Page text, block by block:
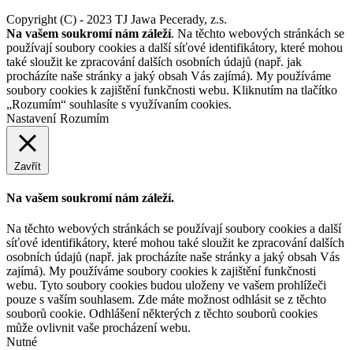
Copyright (C) - 2023 TJ Jawa Pecerady, z.s.
Na vašem soukromí nám záleží. Na těchto webových stránkách se
používají soubory cookies a další síťové identifikátory, které mohou
také sloužit ke zpracování dalších osobních údajů (např. jak
procházíte naše stránky a jaký obsah Vás zajímá). My používáme
soubory cookies k zajištění funkčnosti webu. Kliknutím na tlačítko
„Rozumím“ souhlasíte s využívaním cookies.
Nastavení Rozumím
Zavřít
Na vašem soukromí nám záleží.
Na těchto webových stránkách se používají soubory cookies a další
síťové identifikátory, které mohou také sloužit ke zpracování dalších
osobních údajů (např. jak procházíte naše stránky a jaký obsah Vás
zajímá). My používáme soubory cookies k zajištění funkčnosti
webu. Tyto soubory cookies budou uloženy ve vašem prohlížeči
pouze s vaším souhlasem. Zde máte možnost odhlásit se z těchto
souborů cookie. Odhlášení některých z těchto souborů cookies
může ovlivnit vaše procházení webu.
Nutné